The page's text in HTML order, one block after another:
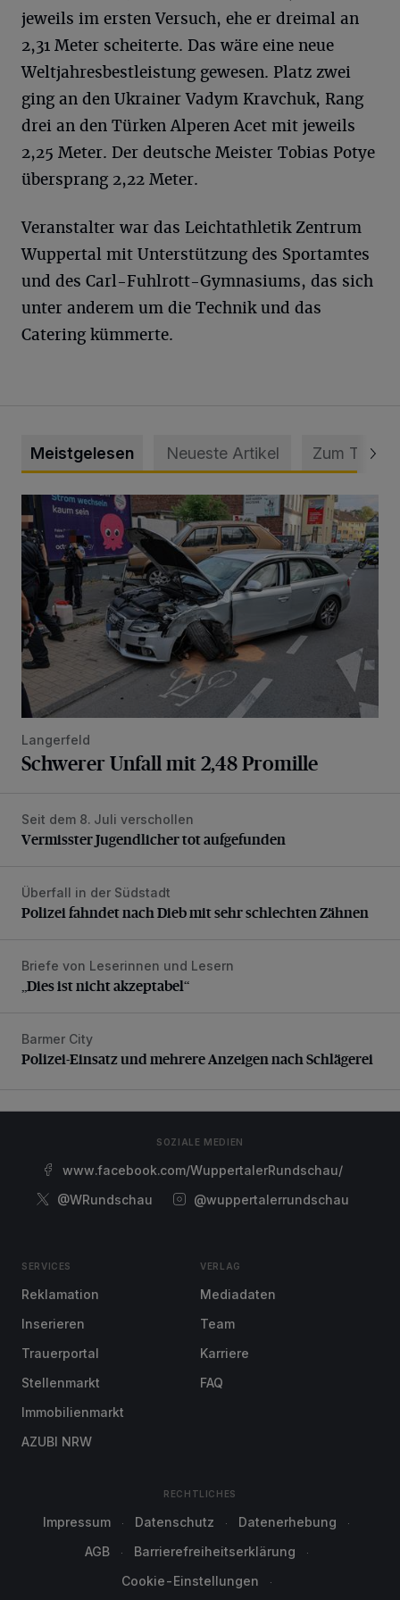
jeweils im ersten Versuch, ehe er dreimal an
2,31 Meter scheiterte. Das wäre eine neue
Weltjahresbestleistung gewesen. Platz zwei
ging an den Ukrainer Vadym Kravchuk, Rang
drei an den Türken Alperen Acet mit jeweils
2,25 Meter. Der deutsche Meister Tobias Potye
übersprang 2,22 Meter.
Veranstalter war das Leichtathletik Zentrum
Wuppertal mit Unterstützung des Sportamtes
und des Carl-Fuhlrott-Gymnasiums, das sich
unter anderem um die Technik und das
Catering kümmerte.
Meistgelesen Neueste Artikel Zum Thema
Schwerer Unfall mit 2,48 Promille
Langerfeld
Schwerer Unfall mit 2,48 Promille
Vermisster Jugendlicher tot aufgefunden
Seit dem 8. Juli verschollen
Vermisster Jugendlicher tot aufgefunden
Polizei fahndet nach Dieb mit sehr schlechten Zähnen
Überfall in der Südstadt
Polizei fahndet nach Dieb mit sehr schlechten Zähnen
„Dies ist nicht akzeptabel“
Briefe von Leserinnen und Lesern
„Dies ist nicht akzeptabel“
Polizei-Einsatz und mehrere Anzeigen nach Schlägerei
Barmer City
Polizei-Einsatz und mehrere Anzeigen nach Schlägerei
SOZIALE MEDIEN
www.facebook.com/WuppertalerRundschau/
@WRundschau
@wuppertalerrundschau
SERVICES
Reklamation
Inserieren
Trauerportal
Stellenmarkt
Immobilienmarkt
AZUBI NRW
VERLAG
Mediadaten
Team
Karriere
FAQ
RECHTLICHES
Impressum Datenschutz
Datenerhebung
AGB
Barrierefreiheitserklärung
Cookie-Einstellungen